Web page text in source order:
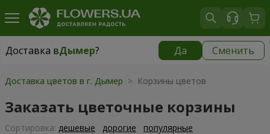
Доставка вДымер? Да Сменить
Доставка вДымер|
Доставка цветов в г. Дымер > Корзины цветов
Заказать цветочные корзины
Cортировка: дешевые дорогие популярные